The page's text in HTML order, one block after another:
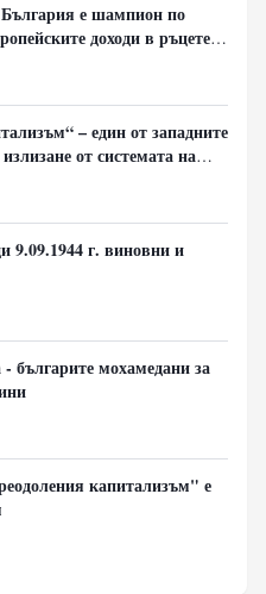
е шампион по
доходи в ръцете
и САЩ
– един от западните
от системата на
9.09.1944 г. виновни и
българите мохамедани за
капитализъм" е